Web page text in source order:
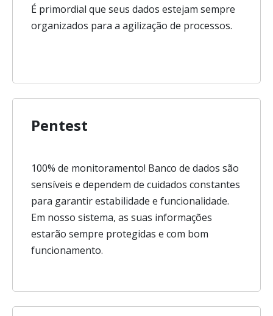
É primordial que seus dados estejam sempre
organizados para a agilização de processos.
Pentest
100% de monitoramento! Banco de dados são
sensíveis e dependem de cuidados constantes
para garantir estabilidade e funcionalidade.
Em nosso sistema, as suas informações
estarão sempre protegidas e com bom
funcionamento.